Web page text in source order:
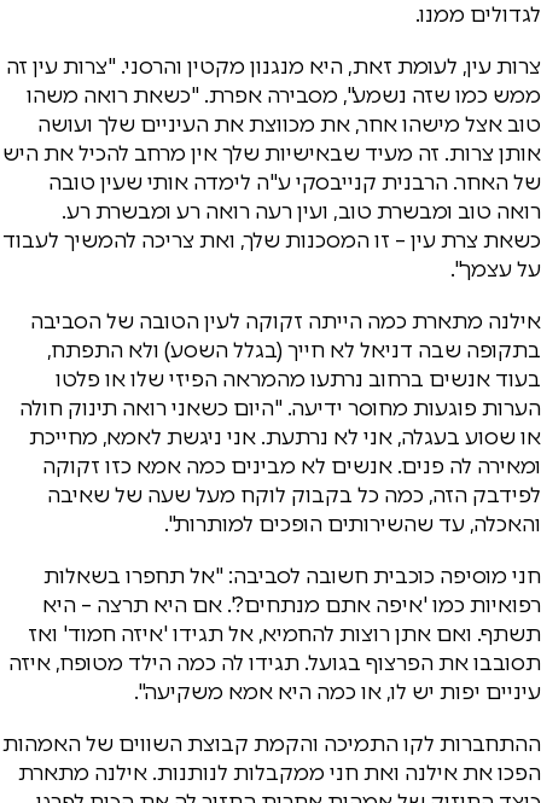
לגדולים ממנו.
צרות עין, לעומת זאת, היא מנגנון מקטין והרסני. "צרות עין זה
ממש כמו שזה נשמע", מסבירה אפרת. "כשאת רואה משהו
טוב אצל מישהו אחר, את מכווצת את העיניים שלך ועושה
אותן צרות. זה מעיד שבאישיות שלך אין מרחב להכיל את היש
של האחר. הרבנית קנייבסקי ע"ה לימדה אותי שעין טובה
רואה טוב ומבשרת טוב, ועין רעה רואה רע ומבשרת רע.
כשאת צרת עין – זו המסכנות שלך, ואת צריכה להמשיך לעבוד
על עצמך".
אילנה מתארת כמה הייתה זקוקה לעין הטובה של הסביבה
בתקופה שבה דניאל לא חייך (בגלל השסע) ולא התפתח,
בעוד אנשים ברחוב נרתעו מהמראה הפיזי שלו או פלטו
הערות פוגעות מחוסר ידיעה. "היום כשאני רואה תינוק חולה
או שסוע בעגלה, אני לא נרתעת. אני ניגשת לאמא, מחייכת
ומאירה לה פנים. אנשים לא מבינים כמה אמא כזו זקוקה
לפידבק הזה, כמה כל בקבוק לוקח מעל שעה של שאיבה
והאכלה, עד שהשירותים הופכים למותרות".
חני מוסיפה כוכבית חשובה לסביבה: "אל תחפרו בשאלות
רפואיות כמו 'איפה אתם מנתחים?'. אם היא תרצה – היא
תשתף. ואם אתן רוצות להחמיא, אל תגידו 'איזה חמוד' ואז
תסובבו את הפרצוף בגועל. תגידו לה כמה הילד מטופח, איזה
עיניים יפות יש לו, או כמה היא אמא משקיעה".
ההתחברות לקו התמיכה והקמת קבוצת השווים של האמהות
הפכו את אילנה ואת חני ממקבלות לנותנות. אילנה מתארת